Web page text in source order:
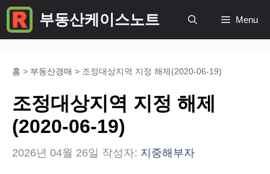
컨
텐
부동산케이스노트 Menu
홈 > 부동산경매 > 조정대상지역 지정 해제(2020-06-19)
조정대상지역 지정 해제
(2020-06-19)
2026년 04월 26일 작성자: 지중해부자